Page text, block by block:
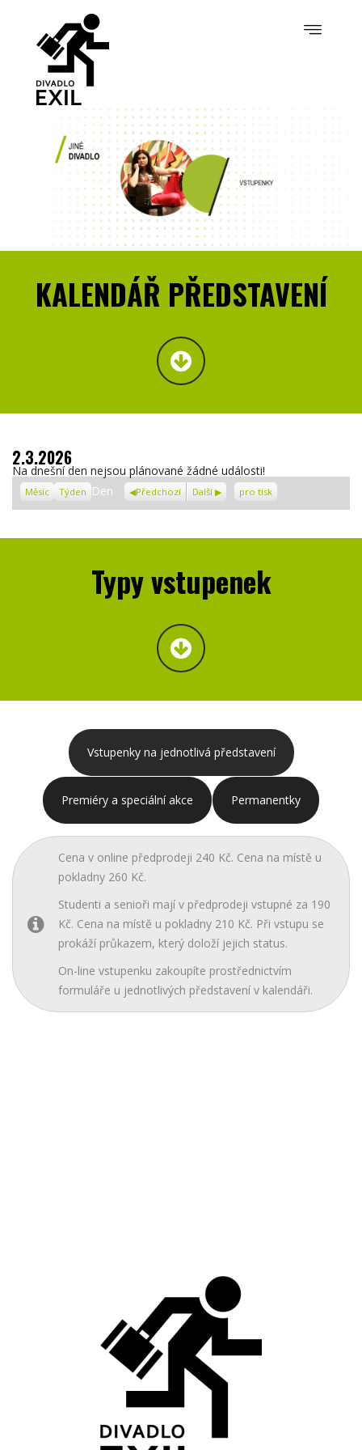
KALENDÁŘ PŘEDSTAVENÍ
2.3.2026
Na dnešní den nejsou plánované žádné události!
Měsíc Týden Den Předchozí Další Zobrazení
pro tisk
Typy vstupenek
Vstupenky na jednotlivá představení
Premiéry a speciální akce Permanentky
Cena v online předprodeji 240 Kč. Cena na místě u
pokladny 260 Kč.
Studenti a senioři mají v předprodeji vstupné za 190
Kč. Cena na místě u pokladny 210 Kč. Při vstupu se
prokáží průkazem, který doloží jejich status.
On-line vstupenku zakoupíte prostřednictvím
formuláře u jednotlivých představení v kalendáři.